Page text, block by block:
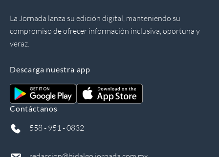
La Jornada lanza su edición digital, manteniendo su
compromiso de ofrecer información inclusiva, oportuna y
veraz.
Descarga nuestra app
Contáctanos
558 - 951 - 0832